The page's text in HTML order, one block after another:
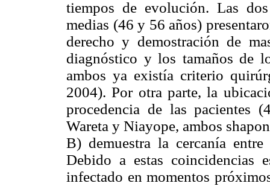
tiempos de evolución. Las
medias (46 y 56 años)
derecho y demostración de
diagnóstico y los tamaños de
ambos ya existía criterio
2004). Por otra parte, la
procedencia de las pacientes
Wareta y Niayope, ambos
B) demuestra la cercanía
Debido a estas coincidencias
infectado en momentos